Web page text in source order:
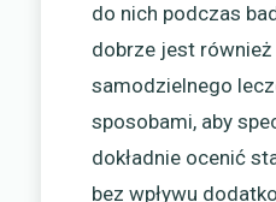
do nich podczas
dobrze jest również
samodzielnego
sposobami, aby
dokładnie ocenić
bez wpływu